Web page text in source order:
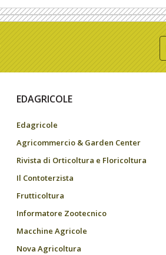
EDAGRICOLE
Edagricole
Agricommercio & Garden Center
Rivista di Orticoltura e Floricoltura
Il Contoterzista
Frutticoltura
Informatore Zootecnico
Macchine Agricole
Nova Agricoltura